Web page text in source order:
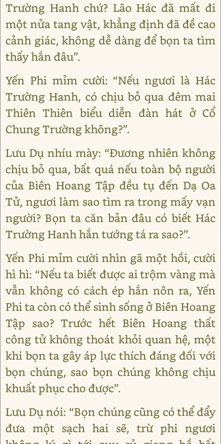
Trường Hanh chứ? Lão Hác đã mất đi
một nửa tang vật, khẳng định đã đề cao
cảnh giác, không dễ dàng để bọn ta tìm
thấy hắn đâu”.
Yến Phi mỉm cười: “Nếu ngươi là Hác
Trường Hanh, có chịu bỏ qua đêm mai
Thiên Thiên biểu diễn đàn hát ở Cổ
Chung Trường không?”.
Lưu Dụ nhíu mày: “Đương nhiên không
chịu bỏ qua, bất quá nếu toàn bộ người
của Biên Hoang Tập đều tụ đến Dạ Oa
Tử, ngươi làm sao tìm ra trong mấy vạn
người? Bọn ta căn bản đâu có biết Hác
Trường Hanh hắn tướng tá ra sao?”.
Yến Phi mỉm cười nhìn gã một hồi, cười
hì hì: “Nếu ta biết được ai trộm vàng mà
vẫn không có cách ép hắn nôn ra, Yến
Phi ta còn có thể sinh sống ở Biên Hoang
Tập sao? Trước hết Biên Hoang thất
công tử không thoát khỏi quan hệ, một
khi bọn ta gây áp lực thích đáng đối với
bọn chúng, sao bọn chúng không chịu
khuất phục cho được”.
Lưu Dụ nói: “Bọn chúng cũng có thể đẩy
đưa một sạch hai sẽ, trừ phi ngươi